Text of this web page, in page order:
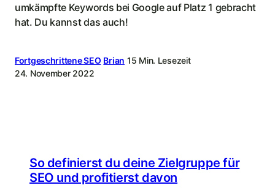
umkämpfte Keywords bei Google auf Platz 1 gebracht
hat. Du kannst das auch!
Fortgeschrittene SEO Brian 15 Min. Lesezeit
24. November 2022
So definierst du deine Zielgruppe für
SEO und profitierst davon